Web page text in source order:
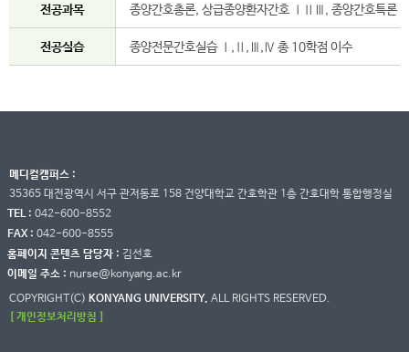
전공과목 종양간호총론, 상급종양환자간호 ⅠⅡⅢ, 종양간호특론
전공실습 종양전문간호실습 Ⅰ,Ⅱ,Ⅲ,Ⅳ 총 10학점 이수
메디컬캠퍼스 :
35365 대전광역시 서구 관저동로 158 건양대학교 간호학관 1층 간호대학 통합행정실
TEL : 042-600-8552
FAX : 042-600-8555
홈페이지 콘텐츠 담당자 : 김선호
이메일 주소 : nurse@konyang.ac.kr
COPYRIGHT(C) KONYANG UNIVERSITY. ALL RIGHTS RESERVED.
[ 개인정보처리방침 ]